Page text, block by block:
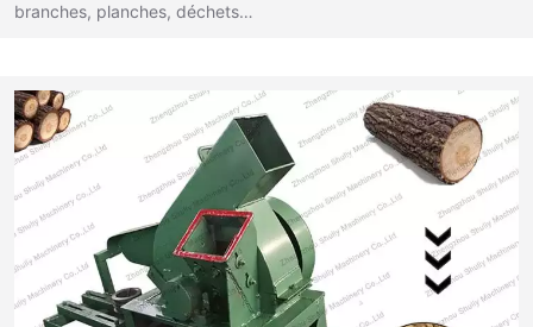
branches, planches, déchets…